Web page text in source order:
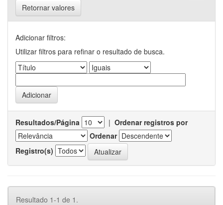
Retornar valores
Adicionar filtros:
Utilizar filtros para refinar o resultado de busca.
Resultados/Página | Ordenar registros por
Ordenar
Registro(s)
Resultado 1-1 de 1.